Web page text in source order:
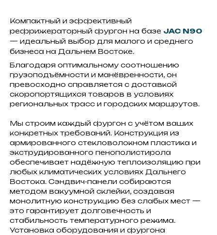
Компактный и эффективный
рефрижераторный фургон на базе JAC N90
— идеальный выбор для малого и среднего
бизнеса на Дальнем Востоке.
Благодаря оптимальному соотношению
грузоподъёмности и манёвренности, он
превосходно справляется с доставкой
скоропортящихся товаров в условиях
региональных трасс и городских маршрутов.
Мы строим каждый фургон с учётом ваших
конкретных требований. Конструкция из
армированного стекловолокном пластика и
экструдированного пенополистирола
обеспечивает надёжную теплоизоляцию при
любых климатических условиях Дальнего
Востока. Сэндвич-панели собираются
методом вакуумной склейки, создавая
монолитную конструкцию без слабых мест —
это гарантирует долговечность и
стабильность температурного режима.
Установка оборудования и фургона